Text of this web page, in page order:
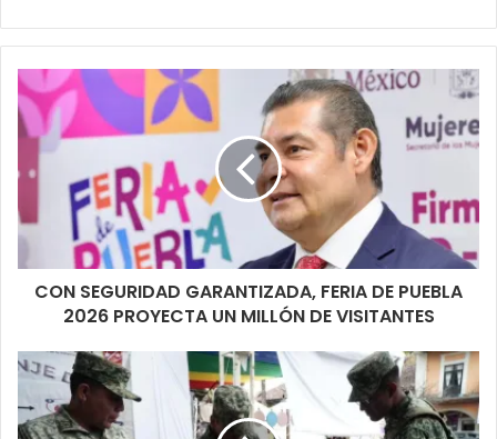
CON SEGURIDAD GARANTIZADA, FERIA DE PUEBLA
2026 PROYECTA UN MILLÓN DE VISITANTES